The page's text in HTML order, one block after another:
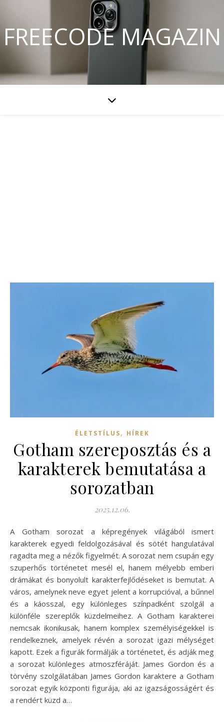
FREECODE MAGAZIN
ÉLETSTÍLUS, HÍREK
Gotham szereposztás és a
karakterek bemutatása a
sorozatban
2025.12.06.
A Gotham sorozat a képregények világából ismert
karakterek egyedi feldolgozásával és sötét hangulatával
ragadta meg a nézők figyelmét. A sorozat nem csupán egy
szuperhős történetet mesél el, hanem mélyebb emberi
drámákat és bonyolult karakterfejlődéseket is bemutat. A
város, amelynek neve egyet jelent a korrupcióval, a bűnnel
és a káosszal, egy különleges színpadként szolgál a
különféle szereplők küzdelmeihez. A Gotham karakterei
nemcsak ikonikusak, hanem komplex személyiségekkel is
rendelkeznek, amelyek révén a sorozat igazi mélységet
kapott. Ezek a figurák formálják a történetet, és adják meg
a sorozat különleges atmoszféráját. James Gordon és a
törvény szolgálatában James Gordon karaktere a Gotham
sorozat egyik központi figurája, aki az igazságosságért és
a rendért küzd a…